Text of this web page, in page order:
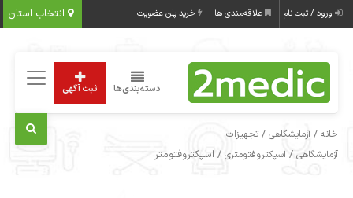
انتخاب استان ورود / ثبت نام علاقه‌مندی ها خرید پلن عضویت
دسته‌بندی‌ها ثبت آگهی
خانه /آزمایشگاهی /تجهیزات
آزمایشگاهی / اسپکتروفتومتری / اسپکتروفتومتر